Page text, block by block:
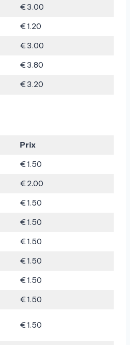
€ 3.00
€ 1.20
€ 3.00
€ 3.80
€ 3.20
Prix
€ 1.50
€ 2.00
€ 1.50
€ 1.50
€ 1.50
€ 1.50
€ 1.50
€ 1.50
€ 1.50